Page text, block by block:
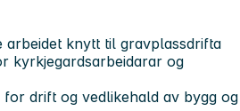
arbeidet knytt til gravplassdrifta
kyrkjegardsarbeidarar og
drift og vedlikehald av bygg og